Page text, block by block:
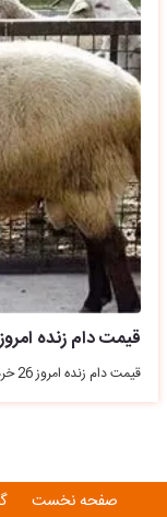
قیمت دام زنده امروز 26 خرداد ۱۴۰۵ +
قیمت دام زنده امروز 26 خرداد ۱۴۰۵ اعلام شد.
صفحه نخست